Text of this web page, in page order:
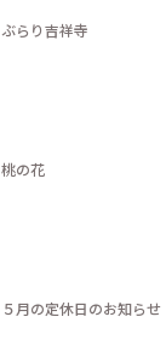
ぶらり吉祥寺
桃の花
５月の定休日のお知らせ